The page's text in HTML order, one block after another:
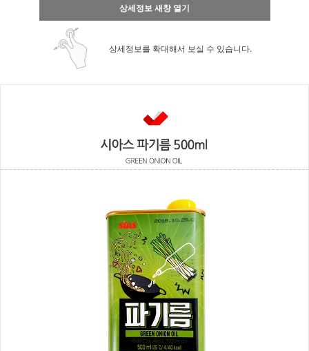
상세정보 새창 열기
상세정보를 확대해서 보실 수 있습니다.